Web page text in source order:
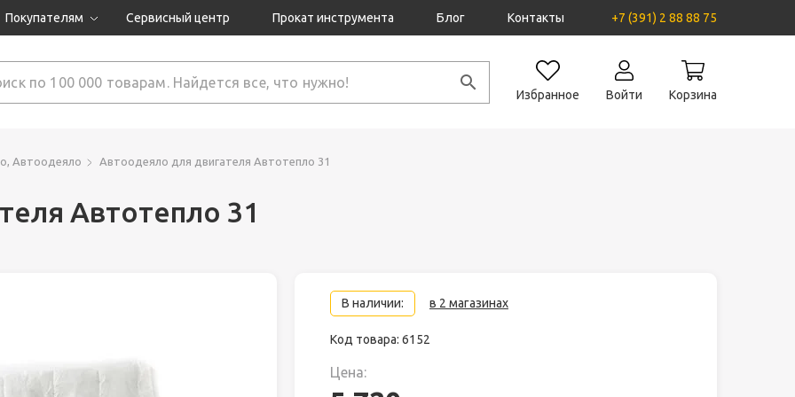
Покупателям
Как оформить заказ?
Сервисный центр Прокат инструмента Блог Контакты +7 (391) 2 88 88 75
Избранное Войти Корзина
Автоодеяло Автоодеяло для двигателя Автотепло 31
Автотепло 31
В наличии: в 2 магазинах
Код товара: 6152
Цена: